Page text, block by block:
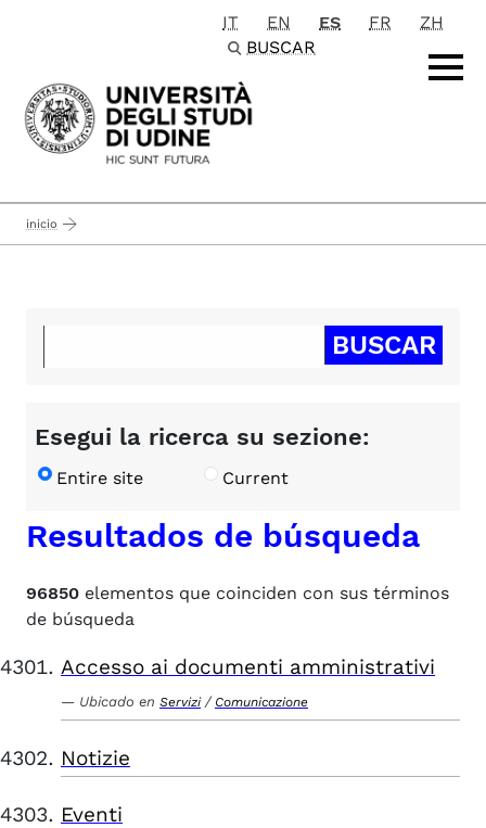
Passa al contenuto principale
IT EN ES FR
ZH
BUSCAR
inicio
Esegui la ricerca su sezione:
Entire site Current
Resultados de búsqueda
96850 elementos que coinciden con sus términos
de búsqueda
Accesso ai documenti amministrativi
Ubicado en Servizi / Comunicazione
Notizie
Eventi